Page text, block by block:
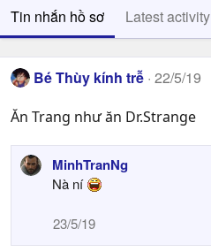
Tin nhắn hồ sơ Latest activity
Bé Thùy kính trễ 22/5/19
Ăn Trang như ăn Dr.Strange
MinhTranNg
Nà ní
23/5/19